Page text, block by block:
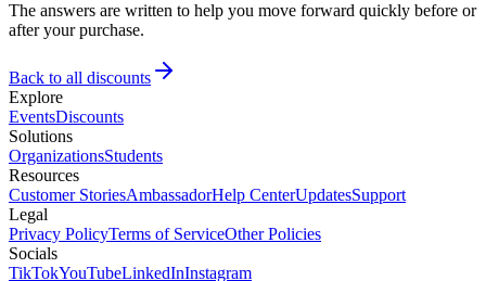
The answers are written to help you move forward quickly before or
after your purchase.
Back to all discounts
Explore
EventsDiscounts
Solutions
OrganizationsStudents
Resources
Customer StoriesAmbassadorHelp CenterUpdatesSupport
Legal
Privacy PolicyTerms of ServiceOther Policies
Socials
TikTokYouTubeLinkedInInstagram